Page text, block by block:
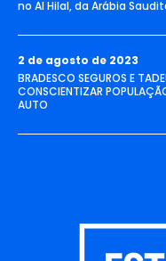
no Al Hilal, da Arábia
2 de agosto de 2023
BRADESCO SEGUROS E
CONSCIENTIZAR
AUTO